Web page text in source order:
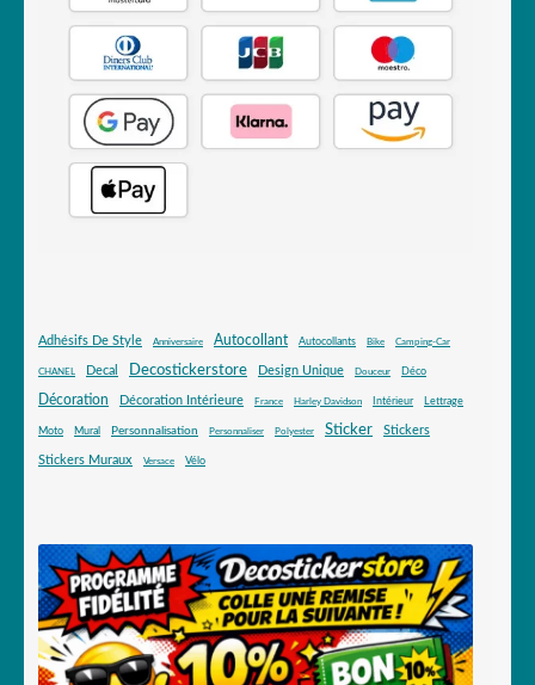
Adhésifs De Style Anniversaire Autocollant Autocollants Bike Camping-Car
CHANEL Decal Decostickerstore Design Unique Douceur Déco
Décoration Décoration Intérieure France Harley Davidson Intérieur Lettrage
Moto Mural Personnalisation Personnaliser Polyester Sticker Stickers
Stickers Muraux Versace Vélo